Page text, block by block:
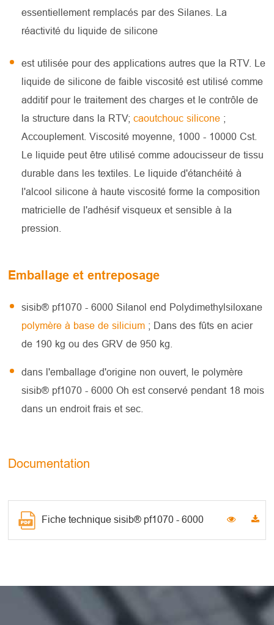
essentiellement remplacés par des Silanes. La
réactivité du liquide de silicone
est utilisée pour des applications autres que la RTV. Le
liquide de silicone de faible viscosité est utilisé comme
additif pour le traitement des charges et le contrôle de
la structure dans la RTV;caoutchouc silicone ;
Accouplement. Viscosité moyenne, 1000 - 10000 Cst.
Le liquide peut être utilisé comme adoucisseur de tissu
durable dans les textiles. Le liquide d'étanchéité à
l'alcool silicone à haute viscosité forme la composition
matricielle de l'adhésif visqueux et sensible à la
pression.
Emballage et entreposage
sisib® pf1070 - 6000 Silanol end Polydimethylsiloxane
polymère à base de silicium ; Dans des fûts en acier
de 190 kg ou des GRV de 950 kg.
dans l'emballage d'origine non ouvert, le polymère
sisib® pf1070 - 6000 Oh est conservé pendant 18 mois
dans un endroit frais et sec.
Documentation
Fiche technique sisib® pf1070 - 6000